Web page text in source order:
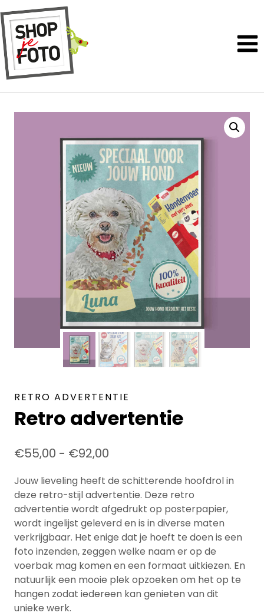
RETRO ADVERTENTIE
Retro advertentie
€55,00 - €92,00
Jouw lieveling heeft de schitterende hoofdrol in
deze retro-stijl advertentie. Deze retro
advertentie wordt afgedrukt op posterpapier,
wordt ingelijst geleverd en is in diverse maten
verkrijgbaar. Het enige dat je hoeft te doen is een
foto inzenden, zeggen welke naam er op de
voerbak mag komen en een formaat uitkiezen. En
natuurlijk een mooie plek opzoeken om het op te
hangen zodat iedereen kan genieten van dit
unieke werk.